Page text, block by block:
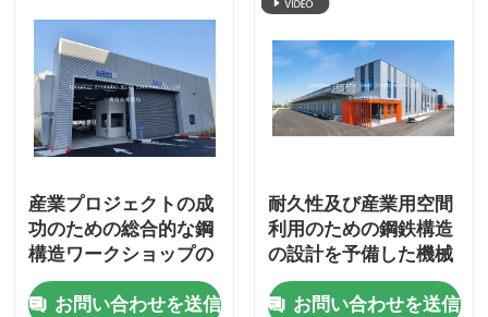
産業プロジェクトの成
功のための総合的な鋼
構造ワークショップの
建設およびエンジニア
リング サービス
お問い合わせを送信
耐久性及び産業用空間
利用のための鋼鉄構造
の設計を予備した機械
工事による鋼鉄構造工
房建設サービス
お問い合わせを送信